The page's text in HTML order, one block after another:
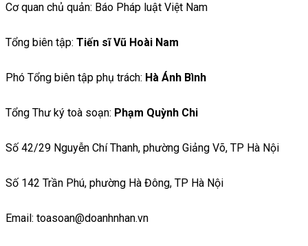
Cơ quan chủ quản: Báo Pháp luật Việt Nam
Tổng biên tập: Tiến sĩ Vũ Hoài Nam
Phó Tổng biên tập phụ trách: Hà Ánh Bình
Tổng Thư ký toà soạn: Phạm Quỳnh Chi
Số 42/29 Nguyễn Chí Thanh, phường Giảng Võ, TP Hà Nội
Số 142 Trần Phú, phường Hà Đông, TP Hà Nội
Email: toasoan@doanhnhan.vn